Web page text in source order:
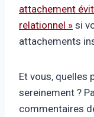
attachement
relationnel » si
attachements
Et vous, quelles
sereinement ?
commentaires